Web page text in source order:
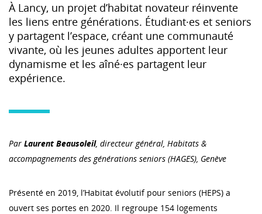
À Lancy, un projet d’habitat novateur réinvente
les liens entre générations. Étudiant·es et seniors
y partagent l’espace, créant une communauté
vivante, où les jeunes adultes apportent leur
dynamisme et les aîné·es partagent leur
expérience.
Par Laurent Beausoleil, directeur général, Habitats &
accompagnements des générations seniors (HAGES), Genève
Présenté en 2019, l’Habitat évolutif pour seniors (HEPS) a
ouvert ses portes en 2020. Il regroupe 154 logements